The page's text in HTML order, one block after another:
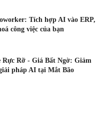
Tích hợp AI vào ERP,
công việc của bạn
Rỡ - Giá Bất Ngờ: Giảm
pháp AI tại Mắt Bão